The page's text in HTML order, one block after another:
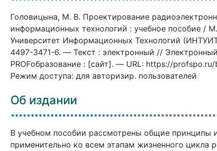
Головицына, М. В. Проектирование
информационных технологий : учебное пособие
Университет Информационных Технологий
4497-3471-6. — Текст : электронный //
PROFобразование : [сайт]. — URL: https://
Режим доступа: для авторизир. пользователей
Об издании
В учебном пособии рассмотрены общие принципы
применительно ко всем этапам жизненного цикла